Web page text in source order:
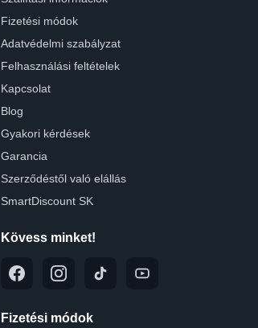
Fizetési módok
Adatvédelmi szabályzat
Felhasználási feltételek
Kapcsolat
Blog
Gyakori kérdések
Garancia
Szerződéstől való elállás
SmartDiscount SK
Kövess minket!
Fizetési módok